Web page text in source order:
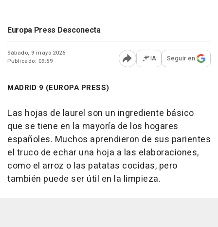
Europa Press Desconecta
Sábado, 9 mayo 2026
Publicado: 09:59
Abrir opciones para
IA Seguir en
MADRID 9 (EUROPA PRESS)
Las hojas de laurel son un ingrediente básico
que se tiene en la mayoría de los hogares
españoles. Muchos aprendieron de sus parientes
el truco de echar una hoja a las elaboraciones,
como el arroz o las patatas cocidas, pero
también puede ser útil en la limpieza.